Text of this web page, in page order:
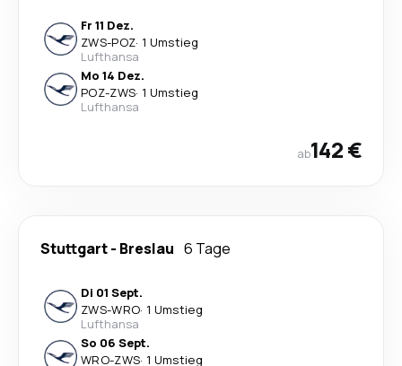
Fr 11 Dez.
ZWS-POZ· 1 Umstieg
Lufthansa
Mo 14 Dez.
POZ-ZWS· 1 Umstieg
Lufthansa
ab142 €
Stuttgart- Breslau 6 Tage
Di 01 Sept.
ZWS-WRO· 1 Umstieg
Lufthansa
So 06 Sept.
WRO-ZWS· 1 Umstieg